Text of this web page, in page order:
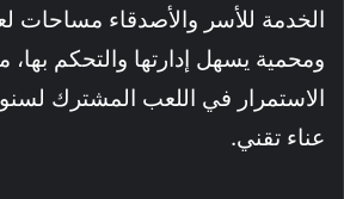
الخدمة للأسر والأصدقاء مساحات
ومحمية يسهل إدارتها والتحكم
الاستمرار في اللعب المشترك
عناء تقني.